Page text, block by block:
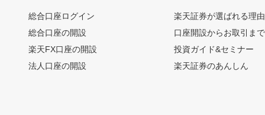
総合口座ログイン
総合口座の開設
楽天FX口座の開設
法人口座の開設
楽天証券が選ばれる理由
口座開設からお取引ま
投資ガイド&セミナー
楽天証券のあんしん